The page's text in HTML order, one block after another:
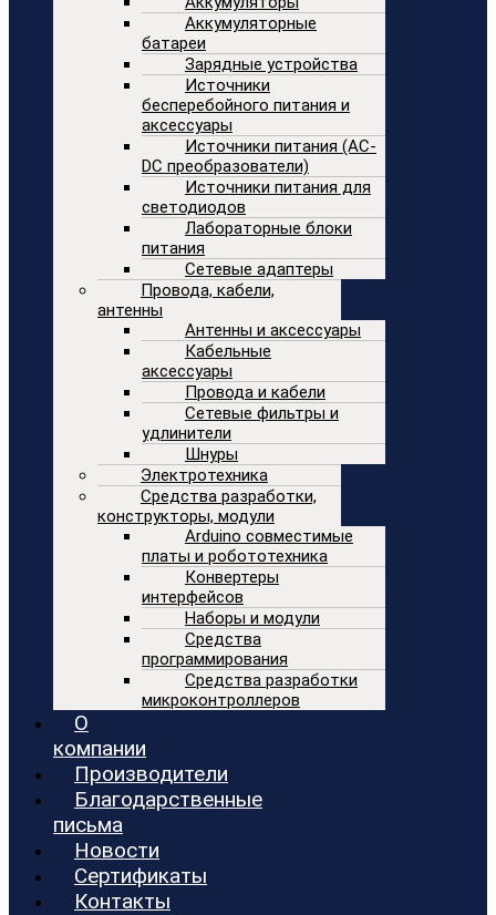
Аккумуляторные
батареи
Зарядные устройства
Источники
бесперебойного питания и
аксессуары
Источники питания (AC-
DC преобразователи)
Источники питания для
светодиодов
Лабораторные блоки
питания
Сетевые адаптеры
Провода, кабели,
антенны
Антенны и аксессуары
Кабельные
аксессуары
Провода и кабели
Сетевые фильтры и
удлинители
Шнуры
Электротехника
Средства разработки,
конструкторы, модули
Arduino совместимые
платы и робототехника
Конвертеры
интерфейсов
Наборы и модули
Средства
программирования
Средства разработки
микроконтроллеров
О
компании
Производители
Благодарственные
письма
Новости
Сертификаты
Контакты